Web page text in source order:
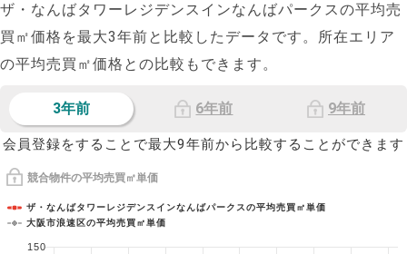
ザ・なんばタワーレジデンスインなんばパークスの平均売
買㎡価格を最大3年前と比較したデータです。所在エリア
の平均売買㎡価格との比較もできます。
3年前 6年前 9年前
会員登録をすることで最大9年前から比較することができます
競合物件の平均売買㎡単価
ザ・なんばタワーレジデンスインなんばパークスの平均売買㎡単価
大阪市浪速区の平均売買㎡単価
150